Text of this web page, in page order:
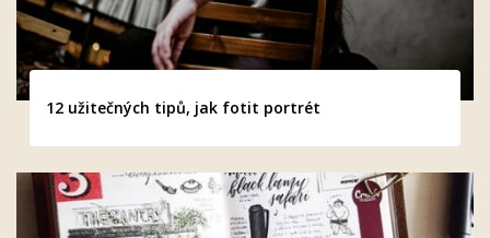
12 užitečných tipů, jak fotit portrét